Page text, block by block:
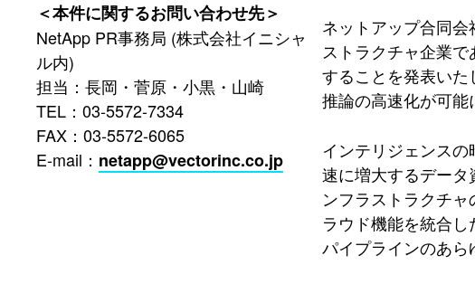
＜本件に関するお問い合わせ先＞
NetApp PR事務局 (株式会社イニシャ
ル内)
担当：長岡・菅原・小黒・山崎
TEL：03-5572-7334
FAX：03-5572-6065
E-mail： netapp@vectorinc.co.jp
ネットアップ合同
ストラクチャ企業
することを発表い
推論の高速化が可能
インテリジェンス
速に増大するデー
ンフラストラクチ
ラウド機能を統合
パイプラインのあら